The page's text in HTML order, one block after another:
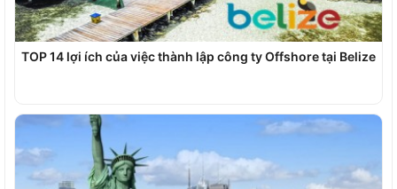
TOP 14 lợi ích của việc thành lập công ty Offshore tại Belize